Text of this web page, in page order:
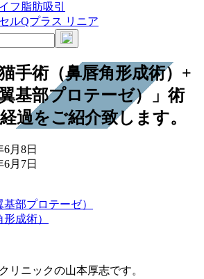
フ脂肪吸引
ルQプラス リニア
手術（鼻唇角形成術）+
基部プロテーゼ）」術
過をご紹介致します。
6月8日
6月7日
部プロテーゼ）
成術）
リニックの山本厚志です。